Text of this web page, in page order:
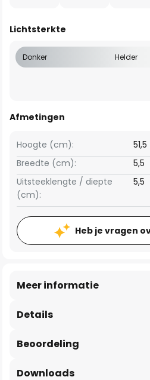
Lichtsterkte
Donker Helder
Afmetingen
Breedte (cm): 5,5
Hoogte (cm): 51,5
Uitsteeklengte / diepte
(cm):
5,5
Heb je vragen
Details
Meer informatie
Beoordeling
Downloads